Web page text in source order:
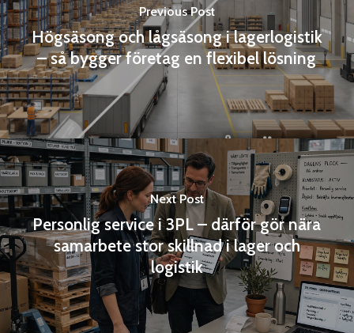
Previous Post
Högsäsong och lågsäsong i lagerlogistik
– så bygger företag en flexibel lösning
Next Post
Personlig service i 3PL – därför gör nära
samarbete stor skillnad i lager och
logistik